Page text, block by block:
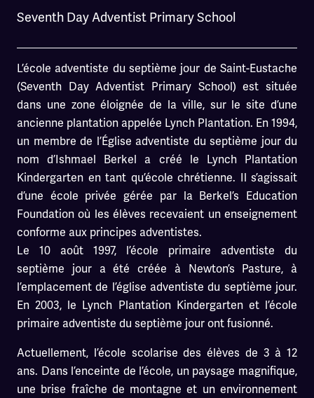
Seventh Day Adventist Primary School
L’école adventiste du septième jour de Saint-Eustache
(Seventh Day Adventist Primary School) est située
dans une zone éloignée de la ville, sur le site d’une
ancienne plantation appelée Lynch Plantation. En 1994,
un membre de l’Église adventiste du septième jour du
nom d’Ishmael Berkel a créé le Lynch Plantation
Kindergarten en tant qu’école chrétienne. Il s’agissait
d’une école privée gérée par la Berkel’s Education
Foundation où les élèves recevaient un enseignement
conforme aux principes adventistes.
Le 10 août 1997, l’école primaire adventiste du
septième jour a été créée à Newton’s Pasture, à
l’emplacement de l’église adventiste du septième jour.
En 2003, le Lynch Plantation Kindergarten et l’école
primaire adventiste du septième jour ont fusionné.
Actuellement, l’école scolarise des élèves de 3 à 12
ans. Dans l’enceinte de l’école, un paysage magnifique,
une brise fraîche de montagne et un environnement